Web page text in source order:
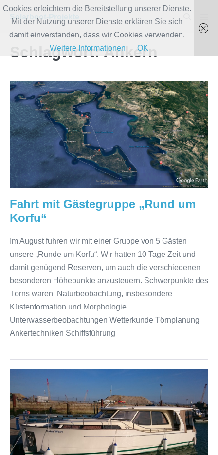
Zum
Inhalt
springen
Solarboot-Projekte
Schalter
Schlagwort:Ankern
Fahrt
mit
Gästegruppe
„Rund
um
Korfu“
Fahrt mit Gästegruppe „Rund um
Korfu“
Im August fuhren wir mit einer Gruppe von 5 Gästen
unsere „Runde um Korfu“. Wir hatten 10 Tage Zeit und
damit genügend Reserven, um auch die verschiedenen
besonderen Höhepunkte anzusteuern. Schwerpunkte des
Törns waren: Naturbeobachtung, insbesondere
Küstenformation und Morphologie
Unterwasserbeobachtungen Wetterkunde Törnplanung
Ankertechniken Schiffsführung
Greenline
33
SOLAR
WAVE
Cookies erleichtern die Bereitstellung unserer Dienste.
Mit der Nutzung unserer Dienste erklären Sie sich
damit einverstanden, dass wir Cookies verwenden.
Weitere Informationen
OK